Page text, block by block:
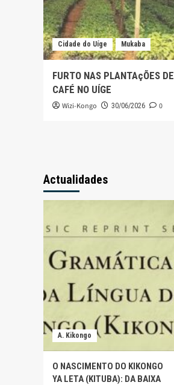
Cidade do Uíge Mukaba
FURTO NAS PLANTAçÕES DE
CAFÉ NO UÍGE
Wizi-Kongo 30/06/2026 0
Actualidades
A. Kikongo
O NASCIMENTO DO KIKONGO
YA LETA (KITUBA): DA BAIXA